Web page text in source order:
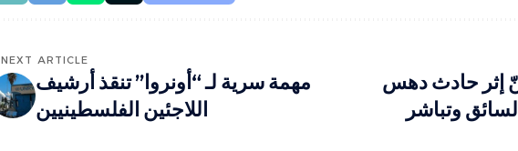
إثر حادث دهس
وتباشر
NEXT ARTICLE
مهمة سرية لـ “أونروا” تنقذ أرشيف
اللاجئين الفلسطينيين